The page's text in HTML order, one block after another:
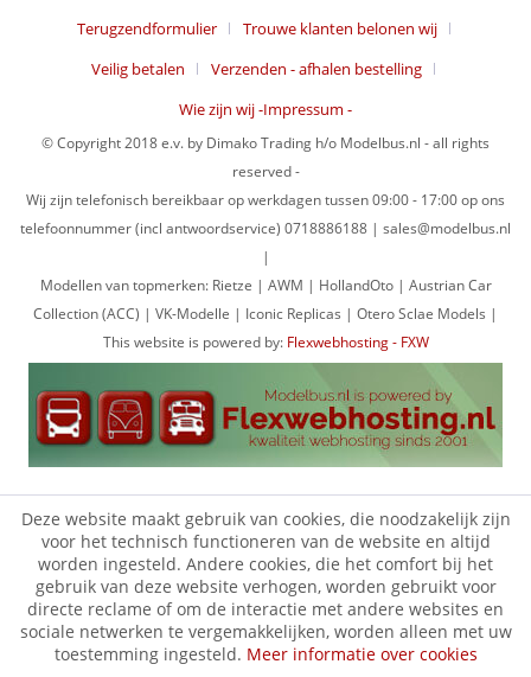
Terugzendformulier
Trouwe klanten belonen wij
Veilig betalen
Verzenden - afhalen bestelling
Wie zijn wij -Impressum -
© Copyright 2018 e.v. by Dimako Trading h/o Modelbus.nl - all rights
reserved -
Wij zijn telefonisch bereikbaar op werkdagen tussen 09:00 - 17:00 op ons
telefoonnummer (incl antwoordservice) 0718886188 | sales@modelbus.nl
|
Modellen van topmerken: Rietze | AWM | HollandOto | Austrian Car
Collection (ACC) | VK-Modelle | Iconic Replicas | Otero Sclae Models |
This website is powered by: Flexwebhosting - FXW
Deze website maakt gebruik van cookies, die noodzakelijk zijn
voor het technisch functioneren van de website en altijd
worden ingesteld. Andere cookies, die het comfort bij het
gebruik van deze website verhogen, worden gebruikt voor
directe reclame of om de interactie met andere websites en
sociale netwerken te vergemakkelijken, worden alleen met uw
toestemming ingesteld. Meer informatie over cookies